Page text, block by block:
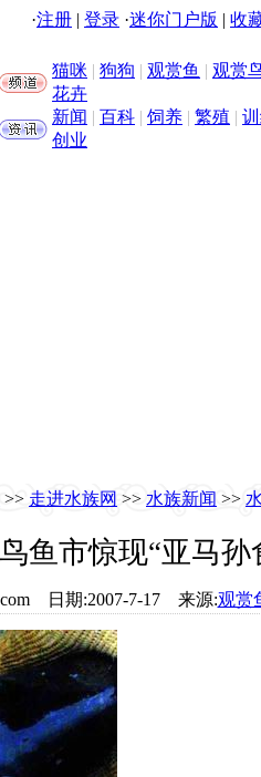
·注册 | 登录 ·迷你门户版 | 收
猫咪 | 狗狗 | 观赏鱼 | 观赏
花卉
新闻 | 百科 | 饲养 | 繁殖 |
创业
>> 走进水族网 >> 水族新闻 >>
鱼市惊现“亚马
日期:2007-7-17 来源:观赏